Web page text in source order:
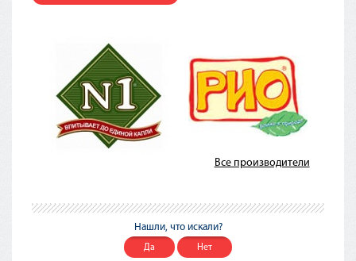
Все производители
Нашли, что искали?
Да Нет